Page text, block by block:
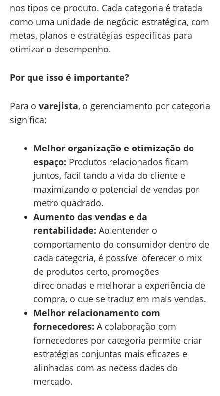
nos tipos de produto. Cada categoria é tratada
como uma unidade de negócio estratégica, com
metas, planos e estratégias específicas para
otimizar o desempenho.
Por que isso é importante?
Para o varejista, o gerenciamento por categoria
significa:
Melhor organização e otimização do
espaço: Produtos relacionados ficam
juntos, facilitando a vida do cliente e
maximizando o potencial de vendas por
metro quadrado.
Aumento das vendas e da
rentabilidade: Ao entender o
comportamento do consumidor dentro de
cada categoria, é possível oferecer o mix
de produtos certo, promoções
direcionadas e melhorar a experiência de
compra, o que se traduz em mais vendas.
Melhor relacionamento com
fornecedores: A colaboração com
fornecedores por categoria permite criar
estratégias conjuntas mais eficazes e
alinhadas com as necessidades do
mercado.